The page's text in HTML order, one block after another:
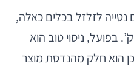
נטייה לזלזל בכלים כאלה,
בפועל, ניסוי טוב הוא
הוא חלק מהנדסת מוצר